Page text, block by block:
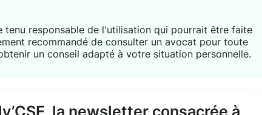
tenu responsable de l'utilisation qui pourrait être faite
recommandé de consulter un avocat pour toute
un conseil adapté à votre situation personnelle.
la newsletter consacrée à